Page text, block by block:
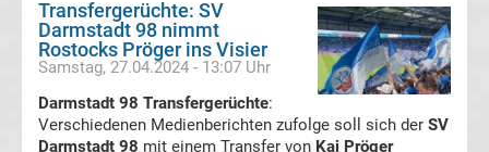
Transfergerüchte
FC
Hansa
Transfergerüchte: SV
Darmstadt 98 nimmt
Rostocks Pröger ins Visier
Samstag, 27.04.2024 - 13:07 Uhr
Darmstadt 98 Transfergerüchte:
Verschiedenen Medienberichten zufolge soll sich der SV
Darmstadt 98 mit einem Transfer von Kai Pröger